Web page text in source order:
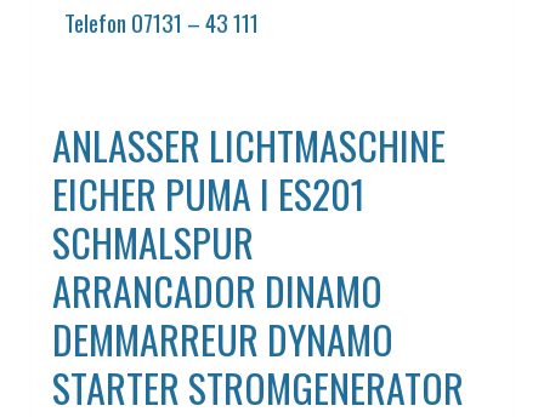
Telefon 07131 – 43 111
ANLASSER LICHTMASCHINE
EICHER PUMA I ES201
SCHMALSPUR
ARRANCADOR DINAMO
DEMMARREUR DYNAMO
STARTER STROMGENERATOR